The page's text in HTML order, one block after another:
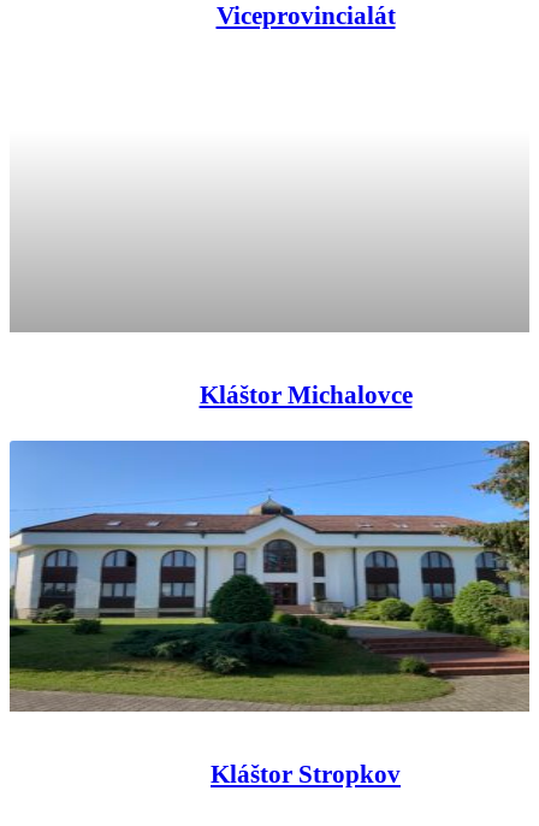
Viceprovincialát
Kláštor Michalovce
Kláštor Stropkov